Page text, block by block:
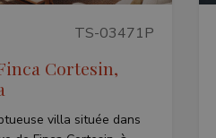
TS-03471P
Cortesin,
villa située dans